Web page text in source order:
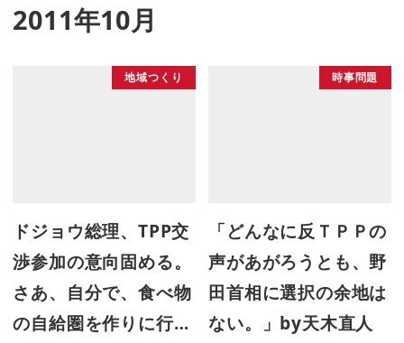
2011年10月
地域つくり
ドジョウ総理、TPP交
渉参加の意向固める。
さあ、自分で、食べ物
の自給圏を作りに行…
時事問題
「どんなに反ＴＰＰの
声があがろうとも、野
田首相に選択の余地は
ない。」by天木直人